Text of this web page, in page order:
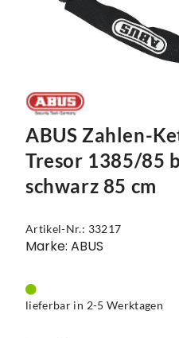
Mützen
Reflex-Produkte
Schuhe
Socken
Streetwear
Überschuhe
Touring
Kettenblätter
Kurbelgarnituren
Lenker
Naben
Pedale
Sattelstützen
Flaschen
Flaschenhalter
Kettenschutz
Kindersitze
Klingeln & Hupen
Rucksäcke
ABUS Zahlen-
Tresor 1385/85
schwarz 85 cm
Artikel-Nr.: 33217
Marke: ABUS
lieferbar in 2-5 Werktagen